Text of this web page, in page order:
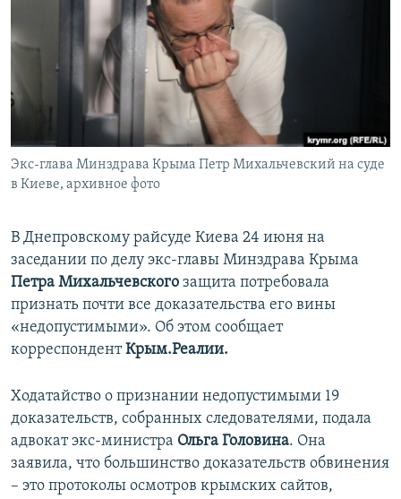
СОВЕТЫ ПРАВОЗАЩИТНИКОВ
ПРОПАВШИЕ БЕЗ ВЕСТИ
ПОБЕДИТЕЛЕЙ НЕ СУДЯТ?
КРЫМ.НЕПОКОРЕННЫЙ
ELIFBE
УКРАИНСКАЯ ПРОБЛЕМА КРЫМА
ПРИСОЕДИНЯЙТЕСЬ!
Все сайты RFE/RL
Экс-глава Минздрава Крыма Петр Михальчевский на суде
в Киеве, архивное фото
В Днепровскому райсуде Киева 24 июня на
заседании по делу экс-главы Минздрава Крыма
Петра Михальчевского защита потребовала
признать почти все доказательства его вины
«недопустимыми». Об этом сообщает
корреспондентКрым.Реалии.
Ходатайство о признании недопустимыми 19
доказательств, собранных следователями, подала
адвокат экс-министра Ольга Головина. Она
заявила, что большинство доказательств обвинения
– это протоколы осмотров крымских сайтов,